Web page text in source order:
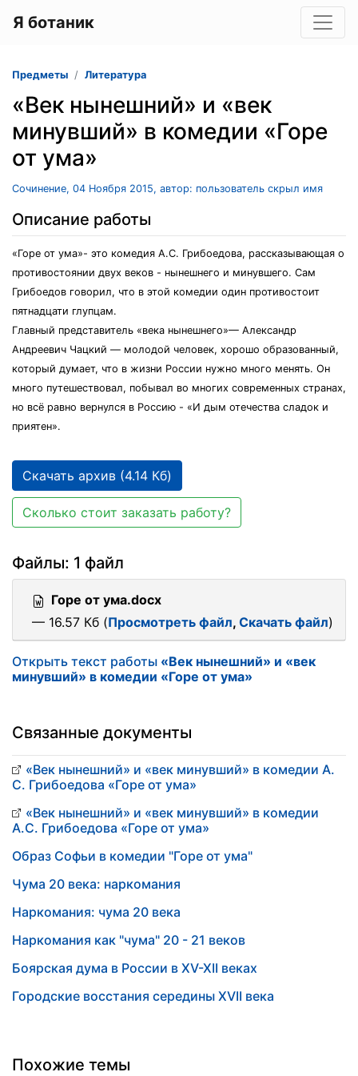
Я ботаник
Предметы Литература
«Век нынешний» и «век
минувший» в комедии «Горе
от ума»
Сочинение, 04 Ноября 2015, автор: пользователь скрыл имя
Описание работы
«Горе от ума»- это комедия А.С. Грибоедова, рассказывающая о
противостоянии двух веков - нынешнего и минувшего. Сам
Грибоедов говорил, что в этой комедии один противостоит
пятнадцати глупцам.
Главный представитель «века нынешнего»— Александр
Андреевич Чацкий — молодой человек, хорошо образованный,
который думает, что в жизни России нужно много менять. Он
много путешествовал, побывал во многих современных странах,
но всё равно вернулся в Россию - «И дым отечества сладок и
приятен».
Скачать архив (4.14 Кб)
Сколько стоит заказать работу?
Файлы: 1 файл
Горе от ума.docx
— 16.57 Кб (Просмотреть файл, Скачать файл)
Открыть текст работы «Век нынешний» и «век
минувший» в комедии «Горе от ума»
Связанные документы
«Век нынешний» и «век минувший» в комедии А.
С. Грибоедова «Горе от ума»
«Век нынешний» и «век минувший» в комедии
А.С. Грибоедова «Горе от ума»
Образ Софьи в комедии "Горе от ума"
Чума 20 века: наркомания
Наркомания: чума 20 века
Наркомания как "чума" 20 - 21 веков
Боярская дума в России в XV-XII веках
Городские восстания середины XVII века
Похожие темы